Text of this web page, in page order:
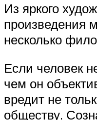
Из яркого
произведения
несколько
Если человек
чем он
вредит не
обществу.